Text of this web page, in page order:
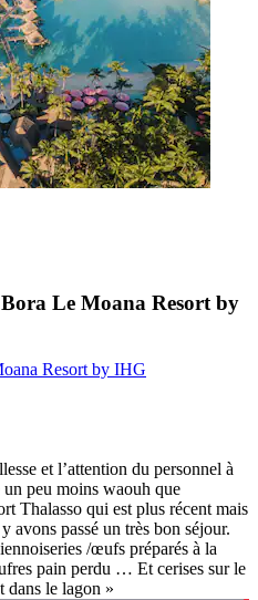
Le Moana Resort by
Resort by IHG
et l’attention du personnel à
peu moins waouh que
Thalasso qui est plus récent mais
avons passé un très bon séjour.
/œufs préparés à la
pain perdu … Et cerises sur le
dans le lagon »